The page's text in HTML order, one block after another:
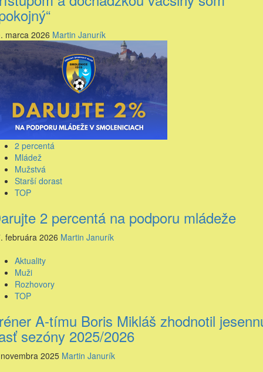
marca 2026 Martin Janurík
2 percentá
Mládež
Mužstvá
Starší dorast
TOP
2 percentá na podporu mládeže
februára 2026 Martin Janurík
Aktuality
Muži
Rozhovory
TOP
A-tímu Boris Mikláš zhodnotil
sezóny 2025/2026
2025 Martin Janurík